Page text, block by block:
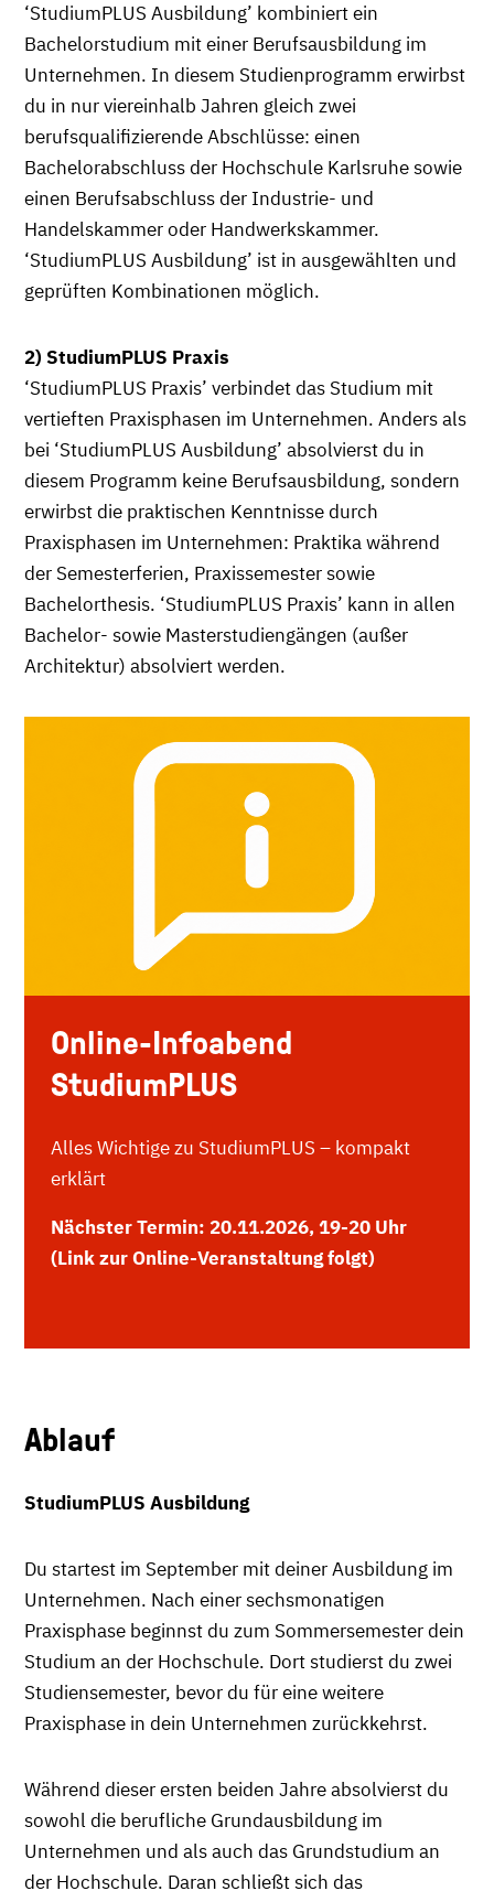
‘StudiumPLUS Ausbildung’ kombiniert ein
Bachelorstudium mit einer Berufsausbildung im
Unternehmen. In diesem Studienprogramm erwirbst
du in nur viereinhalb Jahren gleich zwei
berufsqualifizierende Abschlüsse: einen
Bachelorabschluss der Hochschule Karlsruhe sowie
einen Berufsabschluss der Industrie- und
Handelskammer oder Handwerkskammer.
‘StudiumPLUS Ausbildung’ ist in ausgewählten und
geprüften Kombinationen möglich.
2) StudiumPLUS Praxis
‘StudiumPLUS Praxis’ verbindet das Studium mit
vertieften Praxisphasen im Unternehmen. Anders als
bei ‘StudiumPLUS Ausbildung’ absolvierst du in
diesem Programm keine Berufsausbildung, sondern
erwirbst die praktischen Kenntnisse durch
Praxisphasen im Unternehmen: Praktika während
der Semesterferien, Praxissemester sowie
Bachelorthesis. ‘StudiumPLUS Praxis’ kann in allen
Bachelor- sowie Masterstudiengängen (außer
Architektur) absolviert werden.
Online-Infoabend
StudiumPLUS
Alles Wichtige zu StudiumPLUS – kompakt
erklärt
Nächster Termin: 20.11.2026, 19-20 Uhr
(Link zur Online-Veranstaltung folgt)
Ablauf
StudiumPLUS Ausbildung
Du startest im September mit deiner Ausbildung im
Unternehmen. Nach einer sechsmonatigen
Praxisphase beginnst du zum Sommersemester dein
Studium an der Hochschule. Dort studierst du zwei
Studiensemester, bevor du für eine weitere
Praxisphase in dein Unternehmen zurückkehrst.
Während dieser ersten beiden Jahre absolvierst du
sowohl die berufliche Grundausbildung im
Unternehmen und als auch das Grundstudium an
der Hochschule. Daran schließt sich das